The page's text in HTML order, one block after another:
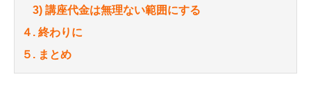
3) 講座代金は無理ない範囲にする
４. 終わりに
５. まとめ